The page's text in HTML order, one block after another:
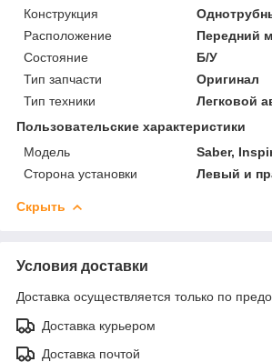
Конструкция
Расположение
Передний
Состояние
Б/У
Тип запчасти
Оригинал
Тип техники
Легковой
Пользовательские характеристики
Модель
Saber,
Сторона установки
Левый и
Скрыть
Условия доставки
Доставка осуществляется только по
Доставка курьером
Доставка почтой